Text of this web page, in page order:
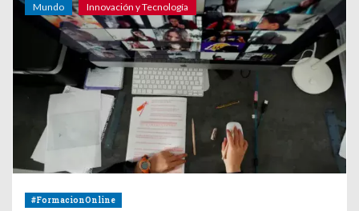
Mundo Innovación y Tecnología
#FormacionOnline